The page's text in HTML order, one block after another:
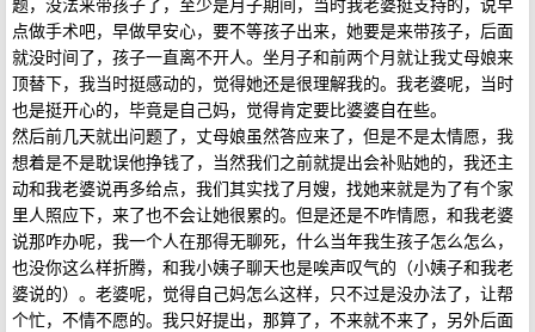
点做手术吧，早做早安心，要不等孩子出来，她要是来带孩子，后面
就没时间了，孩子一直离不开人。坐月子和前两个月就让我丈母娘来
顶替下，我当时挺感动的，觉得她还是很理解我的。我老婆呢，当时
也是挺开心的，毕竟是自己妈，觉得肯定要比婆婆自在些。
然后前几天就出问题了，丈母娘虽然答应来了，但是不是太情愿，我
想着是不是耽误他挣钱了，当然我们之前就提出会补贴她的，我还主
动和我老婆说再多给点，我们其实找了月嫂，找她来就是为了有个家
里人照应下，来了也不会让她很累的。但是还是不咋情愿，和我老婆
说那咋办呢，我一个人在那得无聊死，什么当年我生孩子怎么怎么，
也没你这么样折腾，和我小姨子聊天也是唉声叹气的（小姨子和我老
婆说的）。老婆呢，觉得自己妈怎么这样，只不过是没办法了，让帮
个忙，不情不愿的。我只好提出，那算了，不来就不来了，另外后面